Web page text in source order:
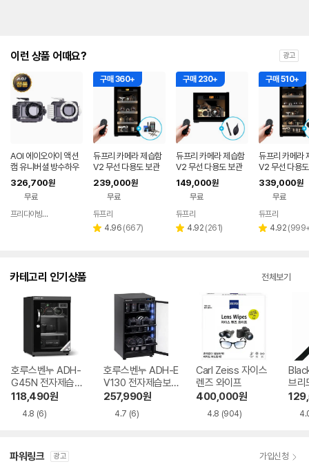
이런 상품 어때요? 광고
AOI 에이오아이 액션
캠 유니버셜 방수하우
징 [어딥터포함] 수중
촬영 60M 방수케이스
2컬러선택
326,700원
무료
프리다이빙 장비랩
구매 360+
듀프리 카메라 제습함
V2 무선 다용도 보관
함 50L
239,000원
무료
듀프리
별 4.96 리
(667)
구매 230+
듀프리 카메라 제습함
V2 무선 다용도 보관
함 20L
149,000원
무료
듀프리
별 4.92 리
(261)
구매 510+
듀프리 카메라
V2 무선 다용
함 108L
339,000원
무료
듀프리
별 4.92 리
(
카테고리 인기상품 전체보기
호루스벤누 ADH-
G45N 전자제습보
관함
118,490원
4.8 (6)
호루스벤누 ADH-E
V130 전자제습보
관함
257,990원
4.7 (6)
Carl Zeiss 자이스
렌즈 와이프
400,000원
4.8 (904)
브리
파워링크 광고 가입신청